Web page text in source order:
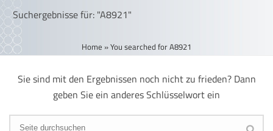
Suchergebnisse für: "A8921"
Home »You searched for A8921
Sie sind mit den Ergebnissen noch nicht zu frieden? Dann
geben Sie ein anderes Schlüsselwort ein